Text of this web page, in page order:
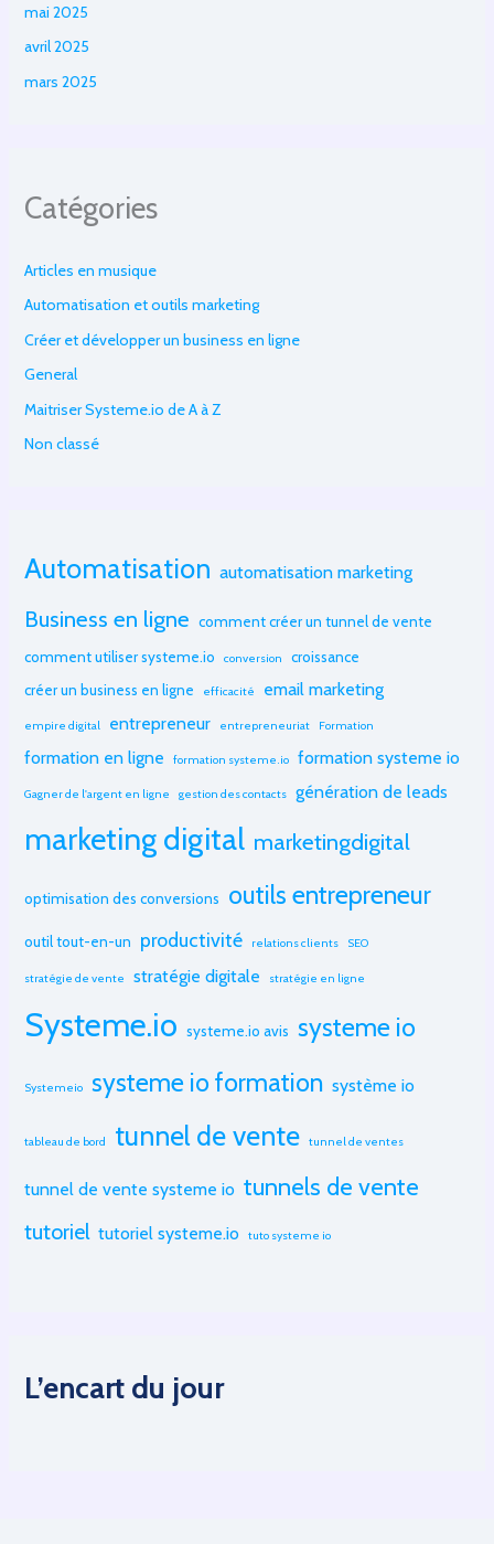
mai 2025
avril 2025
mars 2025
Catégories
Articles en musique
Automatisation et outils marketing
Créer et développer un business en ligne
General
Maitriser Systeme.io de A à Z
Non classé
Automatisation automatisation marketing
Business en ligne comment créer un tunnel de vente
comment utiliser systeme.io
conversion
croissance
créer un business en ligne
efficacité email marketing
empire digital entrepreneur entrepreneuriat Formation
formation en ligne formation systeme.io formation systeme io
Gagner de l'argent en ligne gestion des contacts génération de leads
marketing digital marketingdigital
optimisation des conversions outils entrepreneur
outil tout-en-un productivité relations clients SEO
stratégie de vente stratégie digitale stratégie en ligne
Systeme.io systeme.io avis systeme io
Systemeio systeme io formation système io
tableau de bord tunnel de vente tunnel de ventes
tunnel de vente systeme io tunnels de vente
tutoriel tutoriel systeme.io tuto systeme io
L’encart du jour